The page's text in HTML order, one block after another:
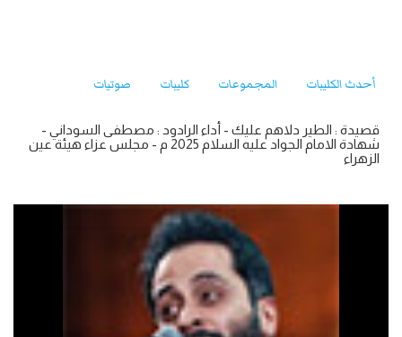
أحدث الكليبات المجموعات كليبات صوتيات
قصيدة : الطير دلاهم عليك - أداء الرادود : مصطفى السوداني -
شهادة الامام الجواد عليه السلام 2025 م - مجلس عزاء هيئة عين
الزهراء